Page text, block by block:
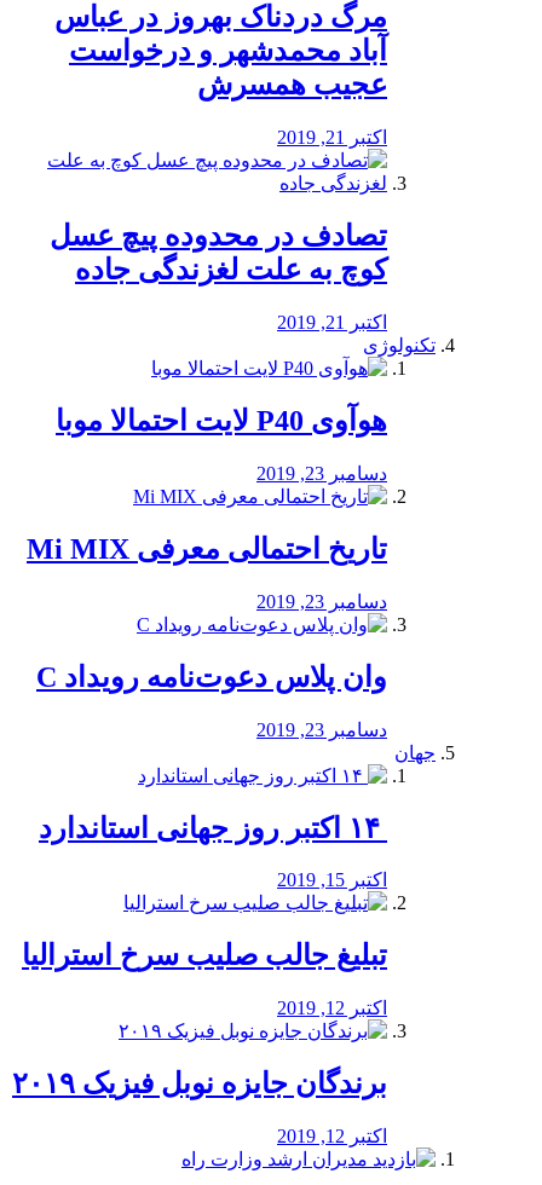
مرگ دردناک بهروز در عباس
آباد محمدشهر و درخواست
عجیب همسرش
اکتبر 21, 2019
تصادف در محدوده پیچ عسل
کوچ به علت لغزندگی جاده
اکتبر 21, 2019
تکنولوژی
هوآوی P40 لایت احتمالا موبا
دسامبر 23, 2019
تاریخ احتمالی معرفی Mi MIX
دسامبر 23, 2019
وان پلاس دعوت‌نامه رویداد C
دسامبر 23, 2019
جهان
اکتبر 15, 2019
تبلیغ جالب صلیب سرخ استرالیا
اکتبر 12, 2019
برندگان جایزه نوبل فیزیک ۲۰۱۹
اکتبر 12, 2019